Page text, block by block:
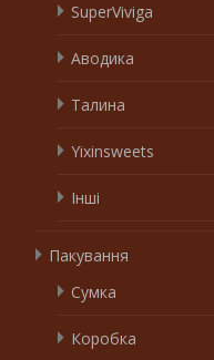
SuperViviga
Аводика
Талина
Yixinsweets
Інші
Пакування
Сумка
Коробка